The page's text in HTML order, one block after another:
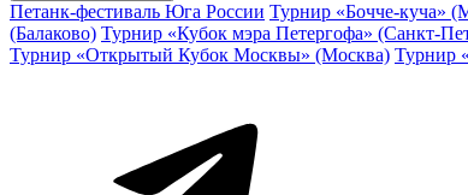
Петанк-фестиваль Юга России Турнир «Бочче-куча»
(Балаково) Турнир «Кубок мэра Петергофа» (Санкт-
Турнир «Открытый Кубок Москвы» (Москва) Турнир